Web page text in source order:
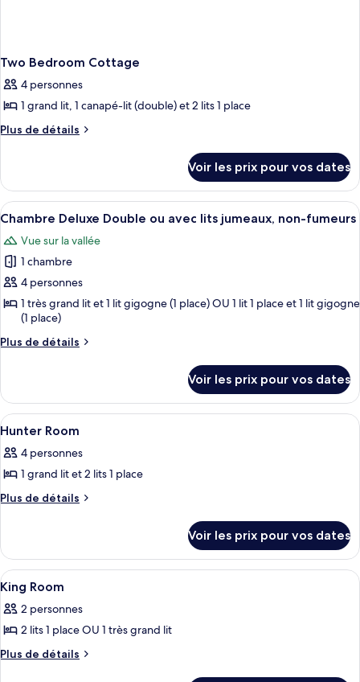
Two Bedroom Cottage
4 personnes
1 grand lit, 1 canapé-lit (double) et 2 lits 1 place
Plus de détails
Plus
le
type
de
Two
Bedroom
Voir les prix pour vos dates
Afficher
toutes
les
photos
pour
ce
type
de
Deluxe
Double
ou
avec
lits
jumeaux,
non-
Surmatelas, minibar, bureau,
1
Chambre Deluxe Double ou avec lits jumeaux, non-fumeurs
Vue sur la vallée
1 chambre
4 personnes
1 très grand lit et 1 lit gigogne (1 place) OU 1 lit 1 place et 1 lit gigogne
(1 place)
Plus de détails
Plus
le
type
de
Chambre
Deluxe
ou
non-
fumeurs
Voir les prix pour vos dates
Afficher
toutes
les
photos
pour
de
chambre :
Hunter
Room
Deux personnes sont allongées sur
3
Hunter Room
4 personnes
1 grand lit et 2 lits 1 place
Plus de détails
Plus
le
type
de
chambre
Hunter
Room
Voir les prix pour vos dates
Afficher
toutes
les
photos
pour
Une chambre d’hôtel comprenant
5
King Room
2 personnes
2 lits 1 place OU 1 très grand lit
Plus de détails
Plus